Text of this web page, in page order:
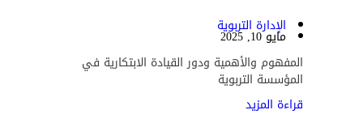
الإدارة التربوية
مايو 10, 2025
المفهوم والأهمية ودور القيادة الابتكارية في
المؤسسة التربوية
قراءة المزيد